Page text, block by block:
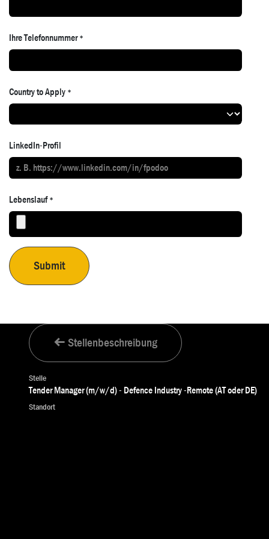
Ihre Telefonnummer*
Country to Apply *
LinkedIn-Profil
Lebenslauf*
Submit
Stellenbeschreibung
Stelle
Tender Manager (m/w/d) - Defence Industry -Remote (AT oder DE)
Standort